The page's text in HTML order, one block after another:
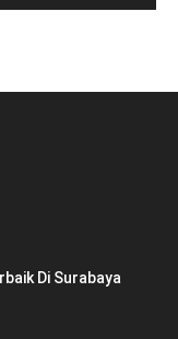
Di Surabaya